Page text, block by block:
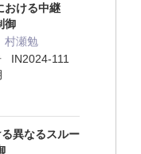
おける中継
御
村瀬勉
IN2024-111
異なるスルー